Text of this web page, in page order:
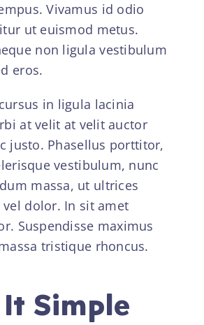
Vivamus id odio
ut euismod metus.
non ligula vestibulum
eros.
in ligula lacinia
at velit at velit auctor
justo. Phasellus porttitor,
vestibulum, nunc
massa, ut ultrices
dolor. In sit amet
Suspendisse maximus
tristique rhoncus.
Simple